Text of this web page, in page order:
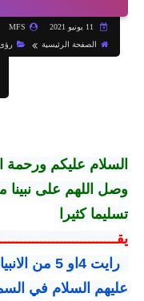
MFS
الصفحة الرئيسية
السلام عليكم ورحمة
وصل اللهم على
تسليما كثيرا
رايت 4او 5 من الانبياء
عليهم السلام في